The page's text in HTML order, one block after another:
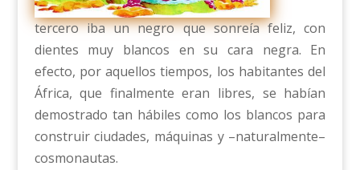
tercero iba un negro que sonreía feliz, con
dientes muy blancos en su cara negra. En
efecto, por aquellos tiempos, los habitantes del
África, que finalmente eran libres, se habían
demostrado tan hábiles como los blancos para
construir ciudades, máquinas y –naturalmente–
cosmonautas.